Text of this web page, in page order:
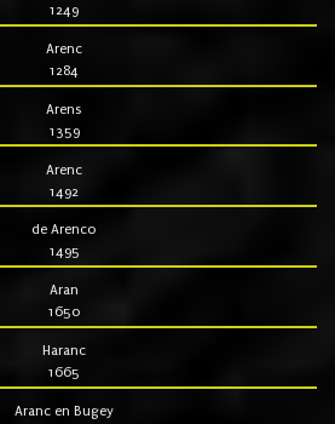
1249
Arenc
1284
Arens
1359
Arenc
1492
de Arenco
1495
Aran
1650
Haranc
1665
Aranc en Bugey